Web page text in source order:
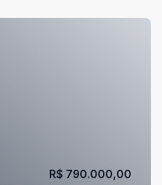
R$ 790.000,00